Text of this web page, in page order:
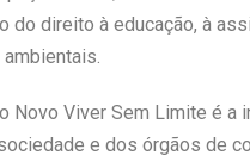
do direito à educação, à
Novo Viver Sem Limite é
e dos órgãos de